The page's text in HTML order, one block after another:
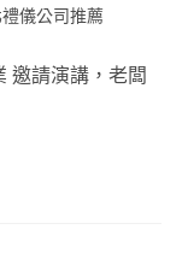
儀公司推薦
邀請演講，老闆